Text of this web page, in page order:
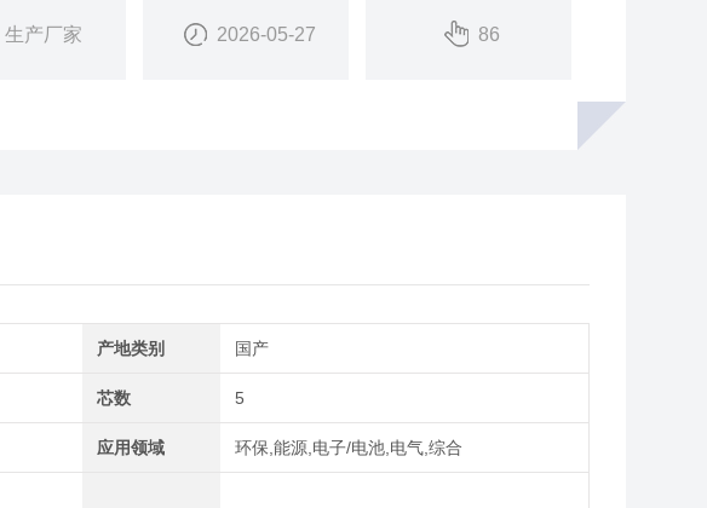
生产厂家 2026-05-27 86
产地类别 国产
芯数 5
应用领域 环保,能源,电子/电池,电气,综合